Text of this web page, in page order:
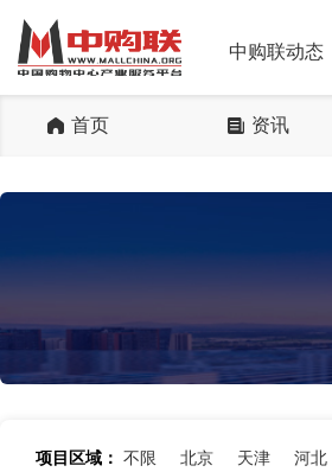
中购联动态
首页 资讯
项目区域： 不限 北京 天津 河北